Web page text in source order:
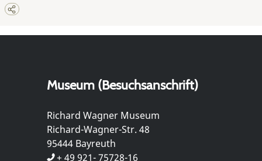
Museum (Besuchsanschrift)
Richard Wagner Museum
Richard-Wagner-Str. 48
95444 Bayreuth
+ 49 921- 75728-16